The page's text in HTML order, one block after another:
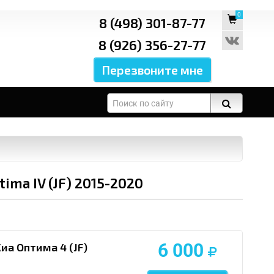
8 (498) 301-87-77
8 (926) 356-27-77
0
IV (JF) 2015-2020
Оптима 4 (JF) 6 000